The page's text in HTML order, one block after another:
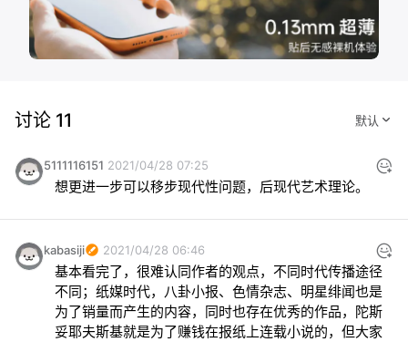
讨论 11
5111116151 2021/04/28 07:25
想更进一步可以移步现代性问题，后现代艺术理论。
kabasiji 2021/04/28 06:46
基本看完了，很难认同作者的观点，不同时代传播途径
不同；纸媒时代，八卦小报、色情杂志、明星绯闻也是
为了销量而产生的内容，同时也存在优秀的作品，陀斯
妥耶夫斯基就是为了赚钱在报纸上连载小说的，但大家